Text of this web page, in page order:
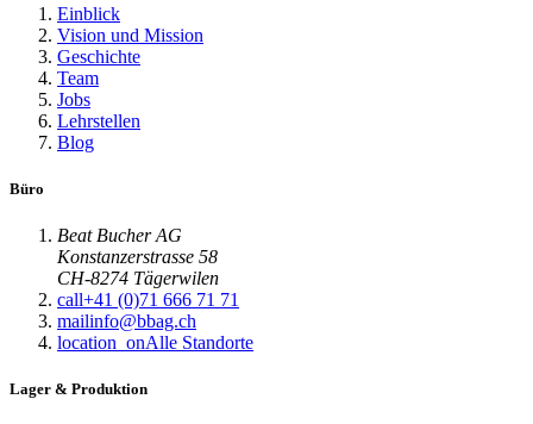
Einblick
Vision und Mission
Geschichte
Team
Jobs
Lehrstellen
Blog
Büro
Beat Bucher AG
Konstanzerstrasse 58
CH-8274 Tägerwilen
call+41 (0)71 666 71 71
mailinfo@bbag.ch
location_onAlle Standorte
Lager & Produktion